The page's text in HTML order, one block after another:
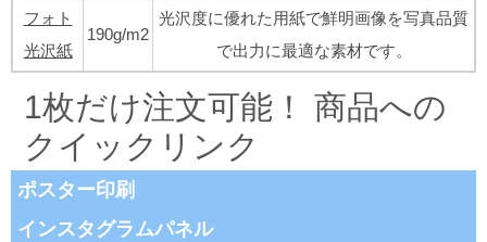
フォト
光沢紙
190g/m2
光沢度に優れた用紙で鮮明画像を写真品質
で出力に最適な素材です。
1枚だけ注文可能！ 商品への
クイックリンク
ポスター印刷
インスタグラムパネル